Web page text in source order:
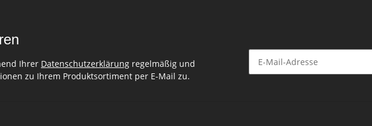
Ihrer Datenschutzerklärung regelmäßig und
zu Ihrem Produktsortiment per E-Mail zu.